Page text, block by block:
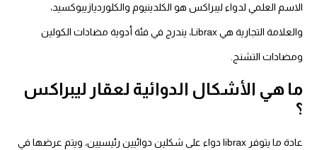
الاسم العلمي لدواء ليبراكس هو الكلدينيوم والكلورديازيبوكسيد،
والعلامة التجارية هي Librax، يندرج في فئة أدوية مضادات الكولين
ومضادات التشنج.
ما هي الأشكال الدوائية لعقار ليبراكس
؟
عادة ما يتوفر librax دواء على شكلين دوائيين رئيسيين، ويتم عرضها في